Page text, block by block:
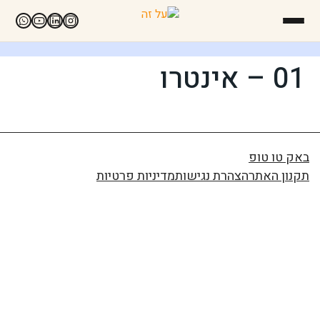
01 – אינטרו
באק טו טופ
תקנון האתרהצהרת נגישותמדיניות פרטיות